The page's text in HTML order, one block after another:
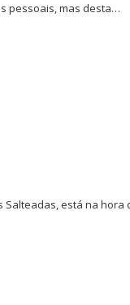
pessoais, mas desta…
está na